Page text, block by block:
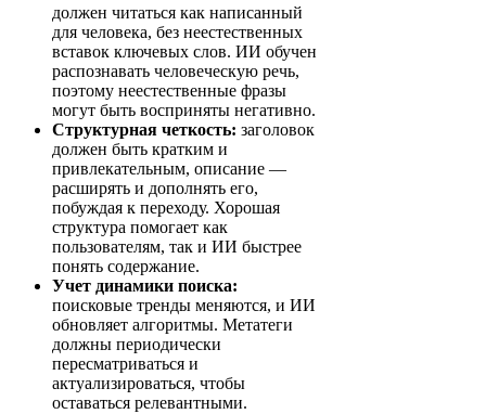
должен читаться как написанный
для человека, без неестественных
вставок ключевых слов. ИИ обучен
распознавать человеческую речь,
поэтому неестественные фразы
могут быть восприняты негативно.
Структурная четкость: заголовок
должен быть кратким и
привлекательным, описание —
расширять и дополнять его,
побуждая к переходу. Хорошая
структура помогает как
пользователям, так и ИИ быстрее
понять содержание.
Учет динамики поиска:
поисковые тренды меняются, и ИИ
обновляет алгоритмы. Метатеги
должны периодически
пересматриваться и
актуализироваться, чтобы
оставаться релевантными.